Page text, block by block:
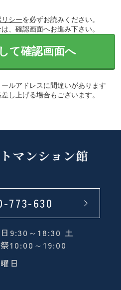
シーを必ずお読みください。
、確認画面へお進み下さい。
て確認画面へ
ルアドレスに間違いがあります
し上げる場合もございます。
773-630
9:30～18:30 土
10:00～19:00
日